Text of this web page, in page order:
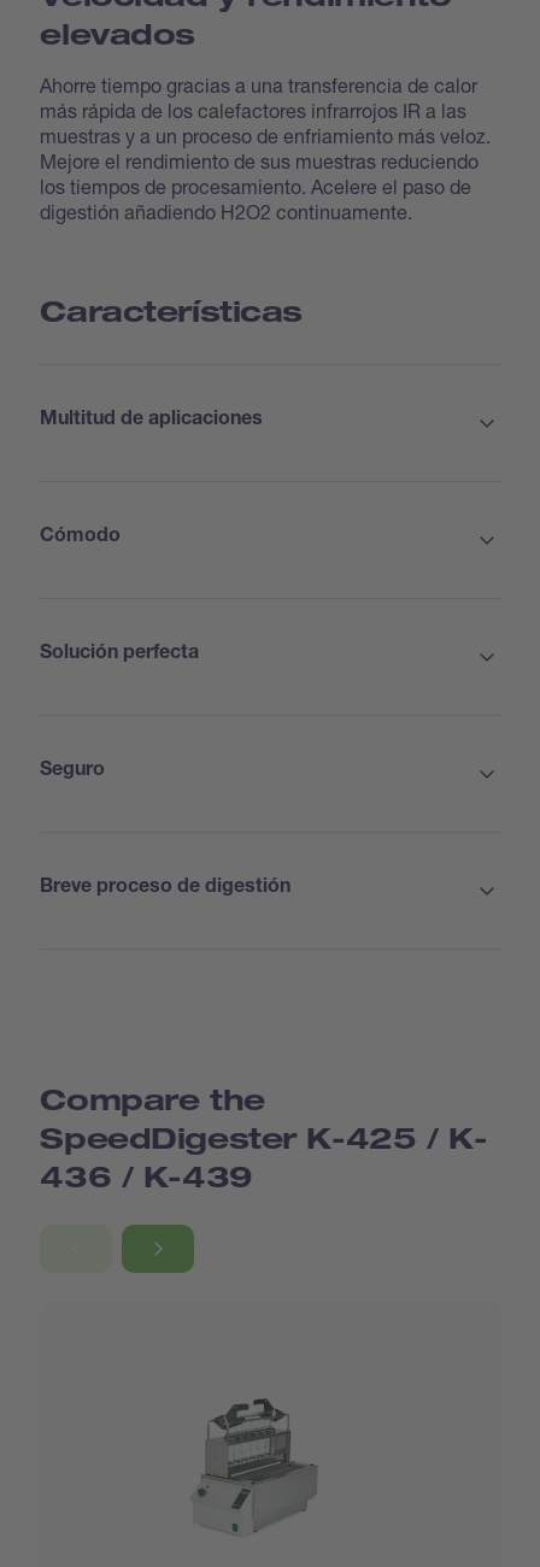
elevados
Ahorre tiempo gracias a una transferencia de calor
más rápida de los calefactores infrarrojos IR a las
muestras y a un proceso de enfriamiento más veloz.
Mejore el rendimiento de sus muestras reduciendo
los tiempos de procesamiento. Acelere el paso de
digestión añadiendo H2O2 continuamente.
Características
Multitud de aplicaciones
Cómodo
Solución perfecta
Estándar: adecuado para la mayoría de las
Módulo de succión con embudos capilares para
acelerar la digestión
Seguro
Breve proceso de digestión
Compare the
SpeedDigester K-425 / K-
436 / K-439